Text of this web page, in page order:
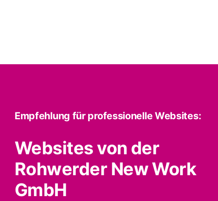
Empfehlung für professionelle Websites:
Websites von der
Rohwerder New Work
GmbH